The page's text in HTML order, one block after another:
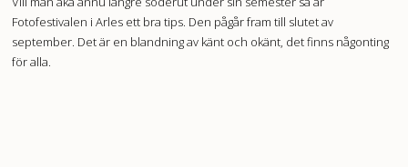
Fotofestivalen i Arles ett bra tips. Den pågår fram till slutet av
september. Det är en blandning av känt och okänt, det finns någonting
för alla.